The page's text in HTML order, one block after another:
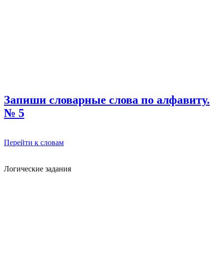
Запиши словарные слова по алфавиту.
№ 5
Перейти к словам
Логические задания